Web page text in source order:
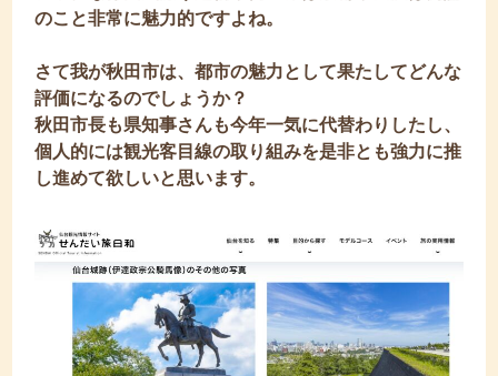
のこと非常に魅力的ですよね。
さて我が秋田市は、都市の魅力として果たしてどんな
評価になるのでしょうか？
秋田市長も県知事さんも今年一気に代替わりしたし、
個人的には観光客目線の取り組みを是非とも強力に推
し進めて欲しいと思います。